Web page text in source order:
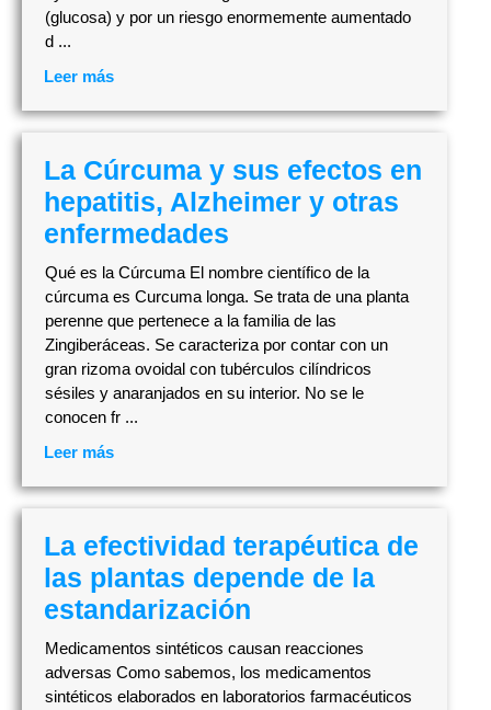
(glucosa) y por un riesgo enormemente aumentado
d ...
Leer más
La Cúrcuma y sus efectos en
hepatitis, Alzheimer y otras
enfermedades
Qué es la Cúrcuma El nombre científico de la
cúrcuma es Curcuma longa. Se trata de una planta
perenne que pertenece a la familia de las
Zingiberáceas. Se caracteriza por contar con un
gran rizoma ovoidal con tubérculos cilíndricos
sésiles y anaranjados en su interior. No se le
conocen fr ...
Leer más
La efectividad terapéutica de
las plantas depende de la
estandarización
Medicamentos sintéticos causan reacciones
adversas Como sabemos, los medicamentos
sintéticos elaborados en laboratorios farmacéuticos